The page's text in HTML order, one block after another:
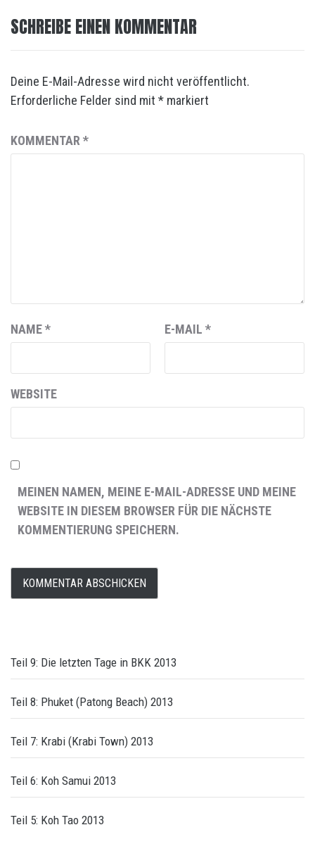
SCHREIBE EINEN KOMMENTAR
Deine E-Mail-Adresse wird nicht veröffentlicht.
Erforderliche Felder sind mit * markiert
KOMMENTAR *
NAME* E-MAIL *
WEBSITE
MEINEN NAMEN, MEINE E-MAIL-ADRESSE UND MEINE
WEBSITE IN DIESEM BROWSER FÜR DIE NÄCHSTE
KOMMENTIERUNG SPEICHERN.
Teil 9: Die letzten Tage in BKK 2013
Teil 8: Phuket (Patong Beach) 2013
Teil 7: Krabi (Krabi Town) 2013
Teil 6: Koh Samui 2013
Teil 5: Koh Tao 2013